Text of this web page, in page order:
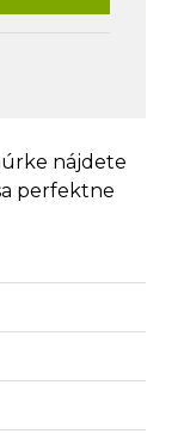
nájdete
perfektne